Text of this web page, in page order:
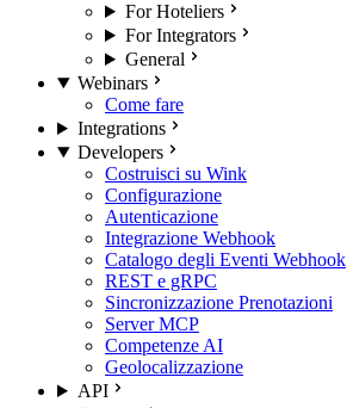
For Hoteliers
For Integrators
General
Webinars
Come fare
Integrations
Developers
Costruisci su Wink
Configurazione
Autenticazione
Integrazione Webhook
Catalogo degli Eventi Webhook
REST e gRPC
Sincronizzazione Prenotazioni
Server MCP
Competenze AI
Geolocalizzazione
API